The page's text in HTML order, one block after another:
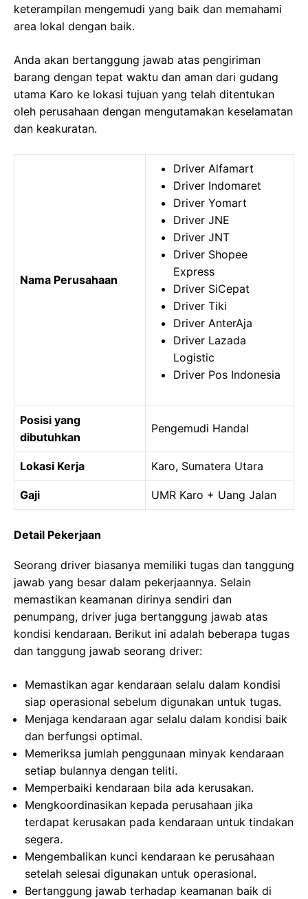
keterampilan mengemudi yang baik dan memahami
area lokal dengan baik.
Anda akan bertanggung jawab atas pengiriman
barang dengan tepat waktu dan aman dari gudang
utama Karo ke lokasi tujuan yang telah ditentukan
oleh perusahaan dengan mengutamakan keselamatan
dan keakuratan.
Nama Perusahaan
Driver Alfamart
Driver Indomaret
Driver Yomart
Driver JNE
Driver JNT
Driver Shopee
Express
Driver SiCepat
Driver Tiki
Driver AnterAja
Driver Lazada
Logistic
Driver Pos Indonesia
Posisi yang
dibutuhkan
Pengemudi Handal
Lokasi Kerja Karo, Sumatera Utara
Gaji UMR Karo + Uang Jalan
Detail Pekerjaan
Seorang driver biasanya memiliki tugas dan tanggung
jawab yang besar dalam pekerjaannya. Selain
memastikan keamanan dirinya sendiri dan
penumpang, driver juga bertanggung jawab atas
kondisi kendaraan. Berikut ini adalah beberapa tugas
dan tanggung jawab seorang driver:
Memastikan agar kendaraan selalu dalam kondisi
siap operasional sebelum digunakan untuk tugas.
Menjaga kendaraan agar selalu dalam kondisi baik
dan berfungsi optimal.
Memeriksa jumlah penggunaan minyak kendaraan
setiap bulannya dengan teliti.
Memperbaiki kendaraan bila ada kerusakan.
Mengkoordinasikan kepada perusahaan jika
terdapat kerusakan pada kendaraan untuk tindakan
segera.
Mengembalikan kunci kendaraan ke perusahaan
setelah selesai digunakan untuk operasional.
Bertanggung jawab terhadap keamanan baik di